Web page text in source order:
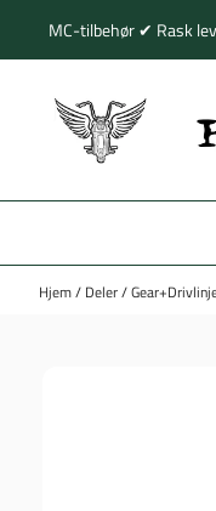
Hopp til innhold
MC-tilbehør ✔ Rask
Hjem/ Deler/